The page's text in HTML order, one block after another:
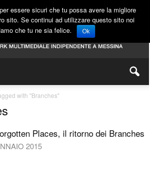
with "Branches"
Places, il ritorno dei Branches
2015
essere sicuri che tu possa avere la migliore
sito. Se continui ad utilizzare questo sito noi
che tu ne sia felice.
Ok